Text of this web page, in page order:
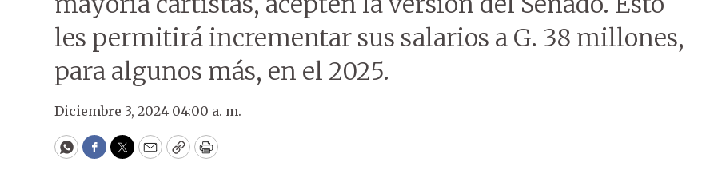
les permitirá incrementar sus salarios a G. 38 millones,
para algunos más, en el 2025.
Diciembre 3, 2024 04:00 a. m.
WhatsApp
Facebook
Twitter
EmailCopyPrint